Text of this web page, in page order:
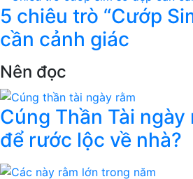
5 chiêu trò “Cướp
cần cảnh giác
Nên đọc
Cúng Thần Tài ngày
để rước lộc về nhà?